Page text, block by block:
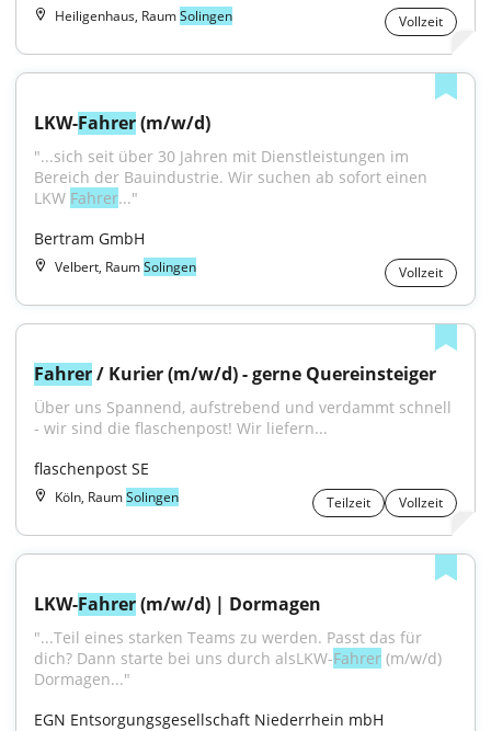
Heiligenhaus, RaumSolingen Vollzeit
LKW-Fahrer (m/w/d)
"...sich seit über 30 Jahren mit Dienstleistungen im
Bereich der Bauindustrie. Wir suchen ab sofort einen
LKW Fahrer..."
Bertram GmbH
Velbert, RaumSolingen Vollzeit
Fahrer / Kurier (m/w/d) - gerne Quereinsteiger
Über uns Spannend, aufstrebend und verdammt schnell
- wir sind die flaschenpost! Wir liefern...
flaschenpost SE
Köln, RaumSolingen Teilzeit Vollzeit
LKW-Fahrer (m/w/d) | Dormagen
"...Teil eines starken Teams zu werden. Passt das für
dich? Dann starte bei uns durch alsLKW-Fahrer (m⁠/⁠w⁠/⁠d)
Dormagen..."
EGN Entsorgungsgesellschaft Niederrhein mbH